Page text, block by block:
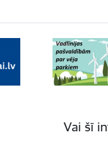
Vai šī